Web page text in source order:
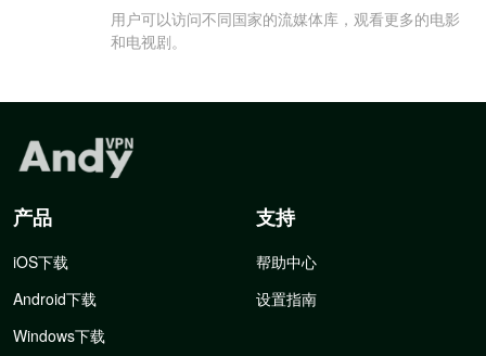
用户可以访问不同国家的流媒体库，观看更多的电影
和电视剧。
产品
iOS下载
Android下载
Windows下载
支持
帮助中心
设置指南